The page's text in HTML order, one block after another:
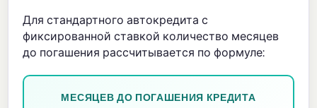
Для стандартного автокредита с
фиксированной ставкой количество месяцев
до погашения рассчитывается по формуле:
МЕСЯЦЕВ ДО ПОГАШЕНИЯ КРЕДИТА